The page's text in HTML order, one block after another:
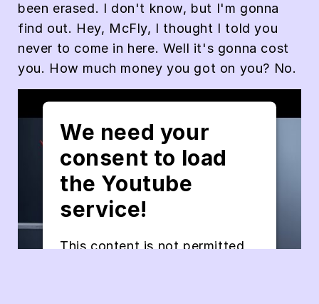
been erased. I don't know, but I'm gonna
find out. Hey, McFly, I thought I told you
never to come in here. Well it's gonna cost
you. How much money you got on you? No.
We need your
consent to load
the Youtube
service!
This content is not permitted